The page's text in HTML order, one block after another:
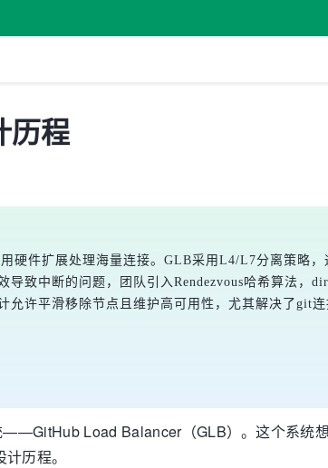
历程
硬件扩展处理海量连接。GLB采用L4/L7分离策略
致中断的问题，团队引入Rendezvous哈希算法，
许平滑移除节点且维护高可用性，尤其解决了git
Load Balancer（GLB）。这个系统
历程。